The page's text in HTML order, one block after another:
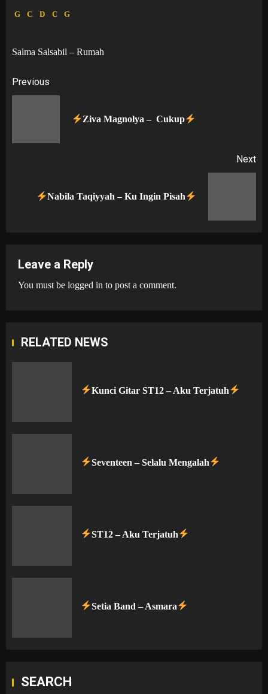
G C D C G
Salma Salsabil – Rumah
Post
navigation
Previous
Ziva Magnolya – Cukup
Next
Nabila Taqiyyah – Ku Ingin Pisah
Leave a Reply
You must be logged in to post a comment.
RELATED NEWS
Kunci Gitar ST12 – Aku Terjatuh
Seventeen – Selalu Mengalah
ST12 – Aku Terjatuh
Setia Band – Asmara
SEARCH